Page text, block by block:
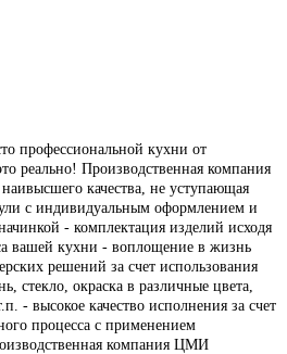
профессиональной кухни от
реально! Производственная компания
качества, не уступающая
с индивидуальным оформлением и
- комплектация изделий исходя
вашей кухни - воплощение в жизнь
решений за счет использования
стекло, окраска в различные цвета,
- высокое качество исполнения за счет
процесса с применением
компания ЦМИ